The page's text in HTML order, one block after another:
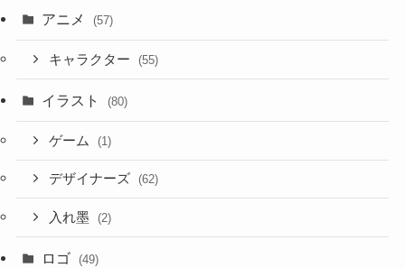
アニメ (57)
キャラクター (55)
イラスト (80)
ゲーム (1)
デザイナーズ (62)
入れ墨 (2)
ロゴ (49)